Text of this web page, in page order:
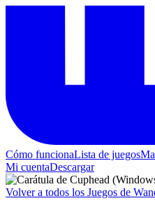
Cómo funcionaLista de juegos
Mi cuentaDescargar
Volver a todos los Juegos de